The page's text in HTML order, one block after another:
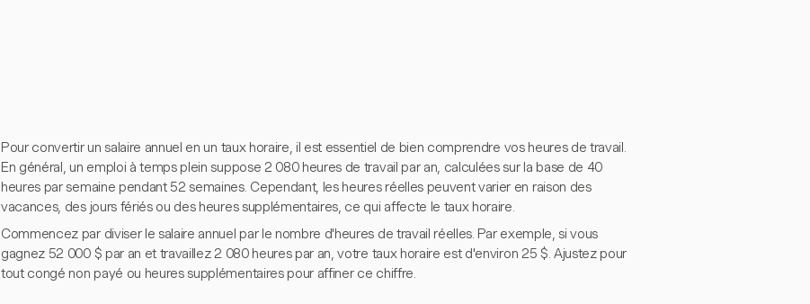
Pour convertir un salaire annuel en un taux horaire, il est essentiel de bien comprendre vos heures de travail.
En général, un emploi à temps plein suppose 2 080 heures de travail par an, calculées sur la base de 40
heures par semaine pendant 52 semaines. Cependant, les heures réelles peuvent varier en raison des
vacances, des jours fériés ou des heures supplémentaires, ce qui affecte le taux horaire.
Commencez par diviser le salaire annuel par le nombre d'heures de travail réelles. Par exemple, si vous
gagnez 52 000 $ par an et travaillez 2 080 heures par an, votre taux horaire est d'environ 25 $. Ajustez pour
tout congé non payé ou heures supplémentaires pour affiner ce chiffre.